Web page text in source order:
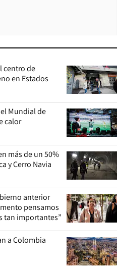
centro de
en Estados
Mundial de
calor
más de un 50%
y Cerro Navia
anterior
pensamos
tan importantes”
a Colombia